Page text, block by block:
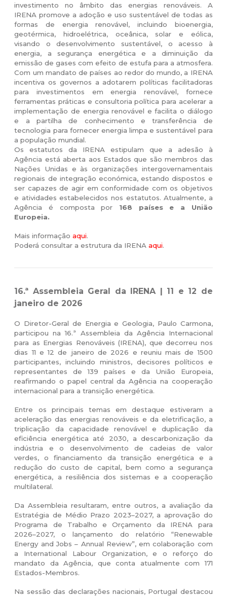
investimento no âmbito das energias renováveis. A
IRENA promove a adoção e uso sustentável de todas as
formas de energia renovável, incluindo bioenergia,
geotérmica, hidroelétrica, oceânica, solar e eólica,
visando o desenvolvimento sustentável, o acesso à
energia, a segurança energética e a diminuição da
emissão de gases com efeito de estufa para a atmosfera.
Com um mandato de países ao redor do mundo, a IRENA
incentiva os governos a adotarem políticas facilitadoras
para investimentos em energia renovável, fornece
ferramentas práticas e consultoria política para acelerar a
implementação de energia renovável e facilita o diálogo
e a partilha de conhecimento e transferência de
tecnologia para fornecer energia limpa e sustentável para
a população mundial.
Os estatutos da IRENA estipulam que a adesão à
Agência está aberta aos Estados que são membros das
Nações Unidas e às organizações intergovernamentais
regionais de integração económica, estando dispostos e
ser capazes de agir em conformidade com os objetivos
e atividades estabelecidos nos estatutos. Atualmente, a
Agência é composta por 168 países e a União
Europeia.
Mais informaçãoaqui.
Poderá consultar a estrutura da IRENAaqui.
16.ª Assembleia Geral da IRENA | 11 e 12 de
janeiro de 2026
O Diretor-Geral de Energia e Geologia, Paulo Carmona,
participou na 16.ª Assembleia da Agência Internacional
para as Energias Renováveis (IRENA), que decorreu nos
dias 11 e 12 de janeiro de 2026 e reuniu mais de 1500
participantes, incluindo ministros, decisores políticos e
representantes de 139 países e da União Europeia,
reafirmando o papel central da Agência na cooperação
internacional para a transição energética.
Entre os principais temas em destaque estiveram a
aceleração das energias renováveis e da eletrificação, a
triplicação da capacidade renovável e duplicação da
eficiência energética até 2030, a descarbonização da
indústria e o desenvolvimento de cadeias de valor
verdes, o financiamento da transição energética e a
redução do custo de capital, bem como a segurança
energética, a resiliência dos sistemas e a cooperação
multilateral.
Da Assembleia resultaram, entre outros, a avaliação da
Estratégia de Médio Prazo 2023–2027, a aprovação do
Programa de Trabalho e Orçamento da IRENA para
2026–2027, o lançamento do relatório “Renewable
Energy and Jobs – Annual Review”, em colaboração com
a International Labour Organization, e o reforço do
mandato da Agência, que conta atualmente com 171
Estados-Membros.
Na sessão das declarações nacionais, Portugal destacou